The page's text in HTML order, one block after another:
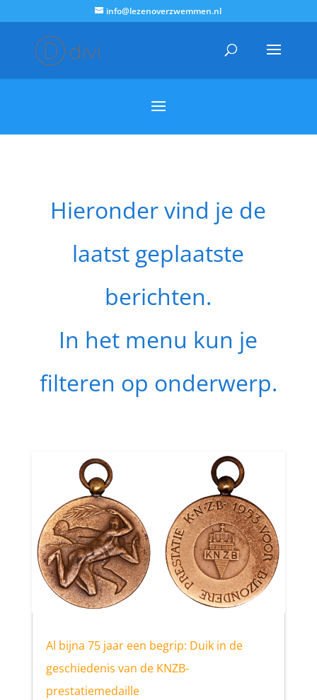
info@lezenoverzwemmen.nl
Hieronder vind je de
laatst geplaatste
berichten.
In het menu kun je
filteren op onderwerp.
Al bijna 75 jaar een begrip: Duik in de
geschiedenis van de KNZB-
prestatiemedaille